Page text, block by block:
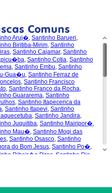
Comuns
Aruj�, Santinho Barueri,
Biritiba-Mirim, Santinho
, Santinho Cajamar, Santinho
, Santinho Cotia, Santinho
, Santinho Embu, Santinho
Gua�u, Santinho Ferraz de
, Santinho Francisco
, Santinho Franco da Rocha,
Guararema, Santinho
, Santinho Itapecerica da
, Santinho Itapevi, Santinho
, Santinho Jandira,
Juquitiba, Santinho Mairipor�,
Mau�, Santinho Mogi das
, Santinho Osasco, Santinho
do Bom Jesus, Santinho Po�,
Ribeir�o Pires Santinho Rio
Santo Andr�,Santinho S�o